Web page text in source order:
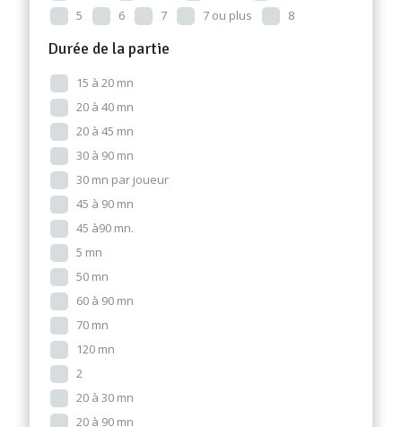
5
6 7 7 ou plus 8
Durée de la partie
15 à 20 mn
20 à 40 mn
20 à 45 mn
30 à 90 mn
30 mn par joueur
45 à 90 mn
45 à90 mn.
5 mn
50 mn
60 à 90 mn
70 mn
120 mn
2
20 à 30 mn
20 à 90 mn